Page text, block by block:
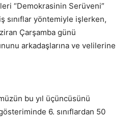
“Demokrasinin Serüveni”
sınıflar yöntemiyle işlerken,
Çarşamba günü
arkadaşlarına ve velilerine
bu yıl üçüncüsünü
6. sınıflardan 50